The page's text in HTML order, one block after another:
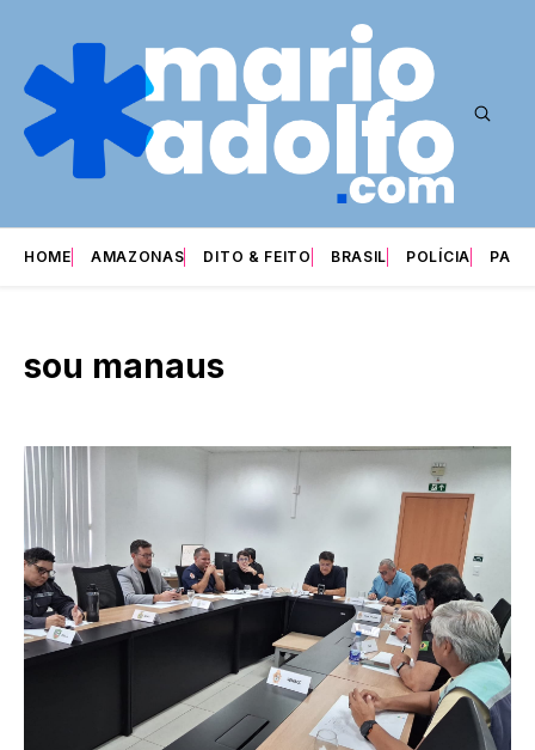
HOME AMAZONAS DITO & FEITO BRASIL POLÍCIA
sou manaus